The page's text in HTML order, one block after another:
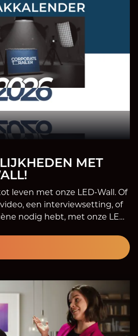
MET
leven met onze LED-Wall. Of
een interviewsetting, of
nodig hebt, met onze LED-